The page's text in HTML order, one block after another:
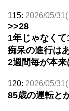
115: 2026/05/
>>28
1年じゃなく
痴呆の進行は
2週間毎が本
120: 2026/05/
85歳の運転と